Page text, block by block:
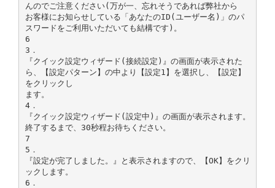
んのでご注意ください(万が一、忘れそうであれば弊社から
お客様にお知らせしている「あなたのID(ユーザー名)」のパ
スワードをご利用いただいても結構です)。
6
3．
『クイック設定ウィザード(接続設定)』の画面が表示された
ら、【設定パターン】の中より【設定1】を選択し、【設定】
をクリックし
ます。
4．
『クイック設定ウィザード(設定中)』の画面が表示されます。
終了するまで、30秒程お待ちください。
7
5．
『設定が完了しました。』と表示されますので、【OK】をクリ
ックします。
6．